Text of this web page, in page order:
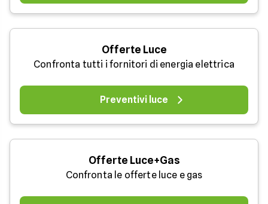
Offerte Luce
Confronta tutti i fornitori di energia elettrica
Preventivi luce
Offerte Luce+Gas
Confronta le offerte luce e gas